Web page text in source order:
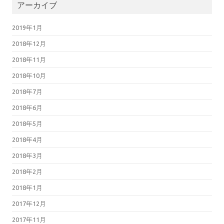
アーカイブ
2019年1月
2018年12月
2018年11月
2018年10月
2018年7月
2018年6月
2018年5月
2018年4月
2018年3月
2018年2月
2018年1月
2017年12月
2017年11月